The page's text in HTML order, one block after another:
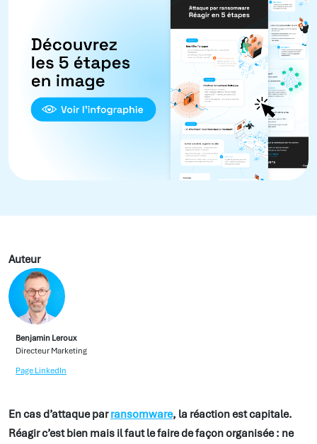
Auteur
Benjamin Leroux
Directeur Marketing
Page LinkedIn
En cas d’attaque parransomware, la réaction est capitale.
Réagir c’est bien mais il faut le faire de façon organisée : ne